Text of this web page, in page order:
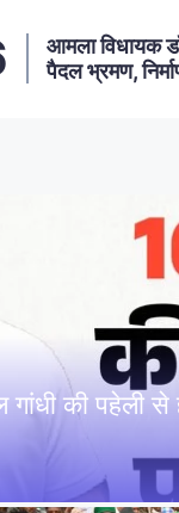
आमला विधायक
पैदल भ्रमण,
गांधी की पहेली